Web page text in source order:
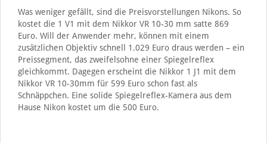
Was weniger gefällt, sind die Preisvorstellungen Nikons. So
kostet die 1 V1 mit dem Nikkor VR 10-30 mm satte 869
Euro. Will der Anwender mehr, können mit einem
zusätzlichen Objektiv schnell 1.029 Euro draus werden – ein
Preissegment, das zweifelsohne einer Spiegelreflex
gleichkommt. Dagegen erscheint die Nikkor 1 J1 mit dem
Nikkor VR 10-30mm für 599 Euro schon fast als
Schnäppchen. Eine solide Spiegelreflex-Kamera aus dem
Hause Nikon kostet um die 500 Euro.